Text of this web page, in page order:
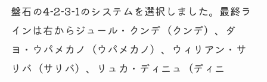
盤石の4-2-3-1のシステムを選択しました。最終ラ
インは右からジュール・クンデ（クンデ）、ダ
ヨ・ウパメカノ（ウパメカノ）、ウィリアン・サ
リバ（サリバ）、リュカ・ディニュ（ディニ